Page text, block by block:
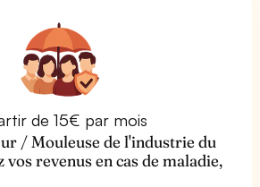
de 15€ par mois
/ Mouleuse de l'industrie du
vos revenus en cas de maladie,